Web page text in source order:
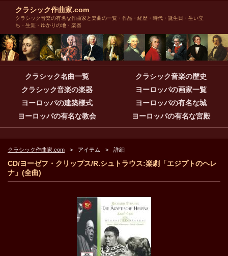
クラシック作曲家.com
クラシック音楽の有名な作曲家と楽曲の一覧・作品・経歴・時代・誕生日・生い立
ち・生涯・ゆかりの地・楽器
クラシック名曲一覧
クラシック音楽の歴史
クラシック音楽の楽器
ヨーロッパの画家一覧
ヨーロッパの建築様式
ヨーロッパの有名な城
ヨーロッパの有名な教会
ヨーロッパの有名な宮殿
クラシック作曲家.com アイテム 詳細
CD/ヨーゼフ・クリップス/R.シュトラウス:楽劇「エジプトのヘレ
ナ」(全曲)